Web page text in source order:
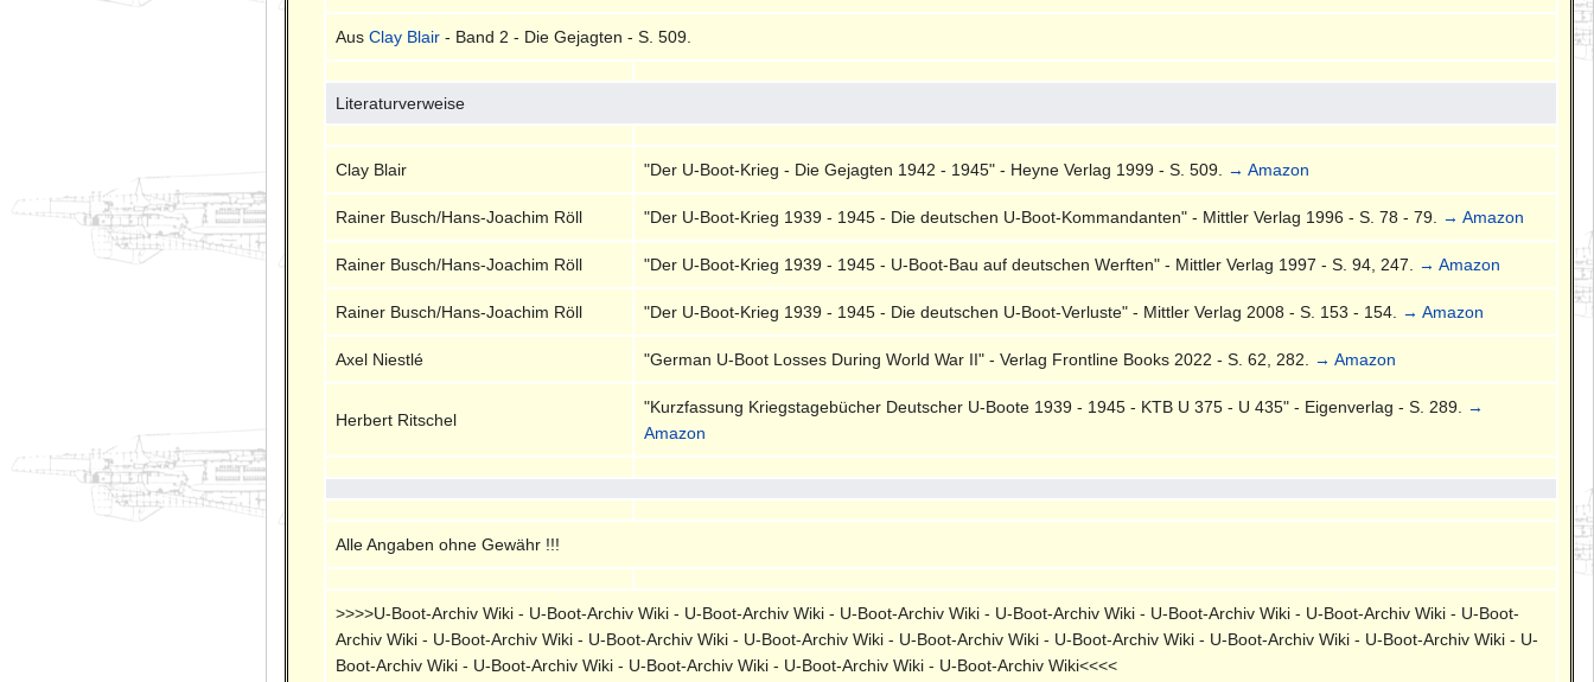
AusClay Blair - Band 2 - Die Gejagten - S. 509.
Literaturverweise
Clay Blair "Der U-Boot-Krieg - Die Gejagten 1942 - 1945" - Heyne Verlag 1999 - S. 509. → Amazon
Rainer Busch/Hans-Joachim Röll "Der U-Boot-Krieg 1939 - 1945 - Die deutschen U-Boot-Kommandanten" - Mittler Verlag 1996 - S. 78 - 79. → Amazon
Rainer Busch/Hans-Joachim Röll "Der U-Boot-Krieg 1939 - 1945 - U-Boot-Bau auf deutschen Werften" - Mittler Verlag 1997 - S. 94, 247. → Amazon
Rainer Busch/Hans-Joachim Röll "Der U-Boot-Krieg 1939 - 1945 - Die deutschen U-Boot-Verluste" - Mittler Verlag 2008 - S. 153 - 154. → Amazon
Axel Niestlé "German U-Boot Losses During World War II" - Verlag Frontline Books 2022 - S. 62, 282. → Amazon
Herbert Ritschel
"Kurzfassung Kriegstagebücher Deutscher U-Boote 1939 - 1945 - KTB U 375 - U 435" - Eigenverlag - S. 289. →
Amazon
Alle Angaben ohne Gewähr !!!
>>>>U-Boot-Archiv Wiki - U-Boot-Archiv Wiki - U-Boot-Archiv Wiki - U-Boot-Archiv Wiki - U-Boot-Archiv Wiki - U-Boot-Archiv Wiki - U-Boot-Archiv Wiki - U-Boot-
Archiv Wiki - U-Boot-Archiv Wiki - U-Boot-Archiv Wiki - U-Boot-Archiv Wiki - U-Boot-Archiv Wiki - U-Boot-Archiv Wiki - U-Boot-Archiv Wiki - U-Boot-Archiv Wiki - U-
Boot-Archiv Wiki - U-Boot-Archiv Wiki - U-Boot-Archiv Wiki - U-Boot-Archiv Wiki - U-Boot-Archiv Wiki<<<<